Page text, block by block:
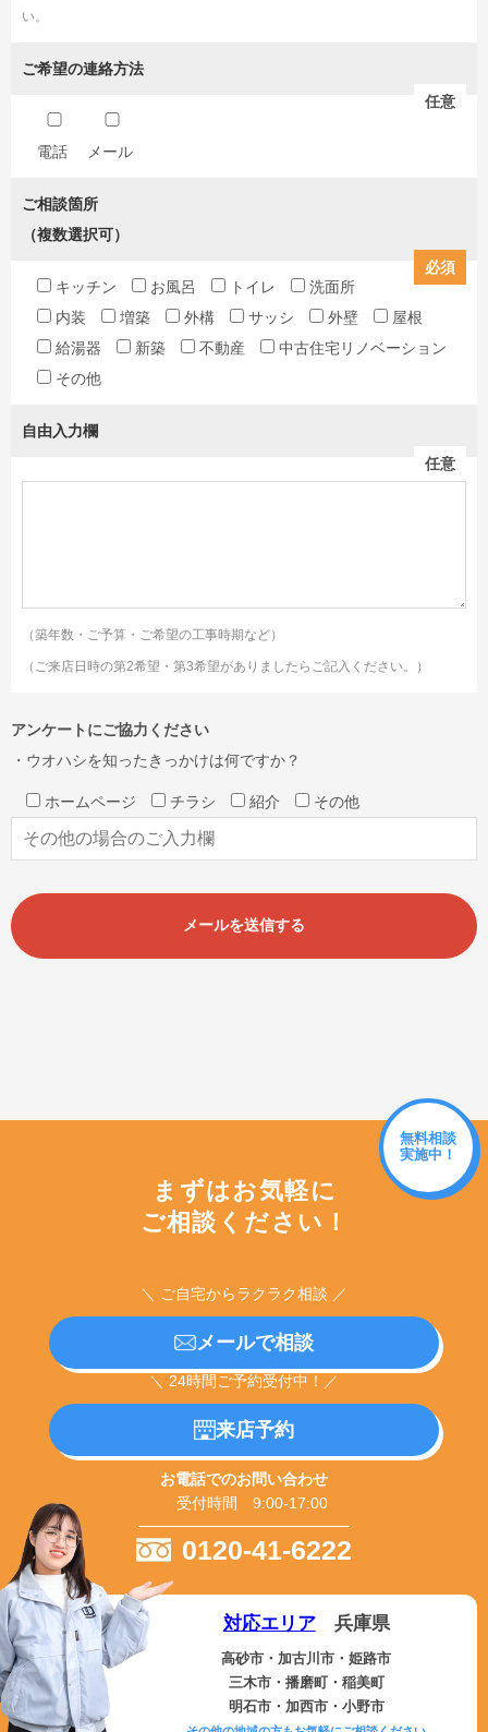
い。
ご希望の連絡方法
任意
電話 メール
ご相談箇所
（複数選択可）
必須
キッチン
お風呂 トイレ
洗面所
内装
増築 外構 サッシ 外壁
屋根
給湯器
新築 不動産
中古住宅リノベーション
その他
自由入力欄
任意
（築年数・ご予算・ご希望の工事時期など）
（ご来店日時の第2希望・第3希望がありましたらご記入ください。）
アンケートにご協力ください
・ウオハシを知ったきっかけは何ですか？
ホームページ チラシ 紹介 その他
無料相談
実施中！
まずはお気軽に
ご相談ください！
＼ ご自宅からラクラク相談 ／
メールで相談
＼ 24時間ご予約受付中！／
来店予約
お電話でのお問い合わせ
受付時間 9:00-17:00
0120-41-6222
対応エリア兵庫県
高砂市・加古川市・姫路市
三木市・播磨町・稲美町
明石市・加西市・小野市